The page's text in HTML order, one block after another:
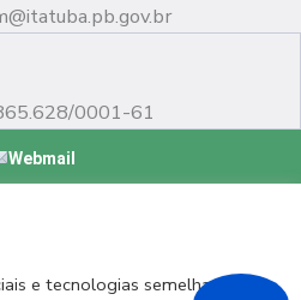
0001-61
Webmail
e tecnologias semelhantes de